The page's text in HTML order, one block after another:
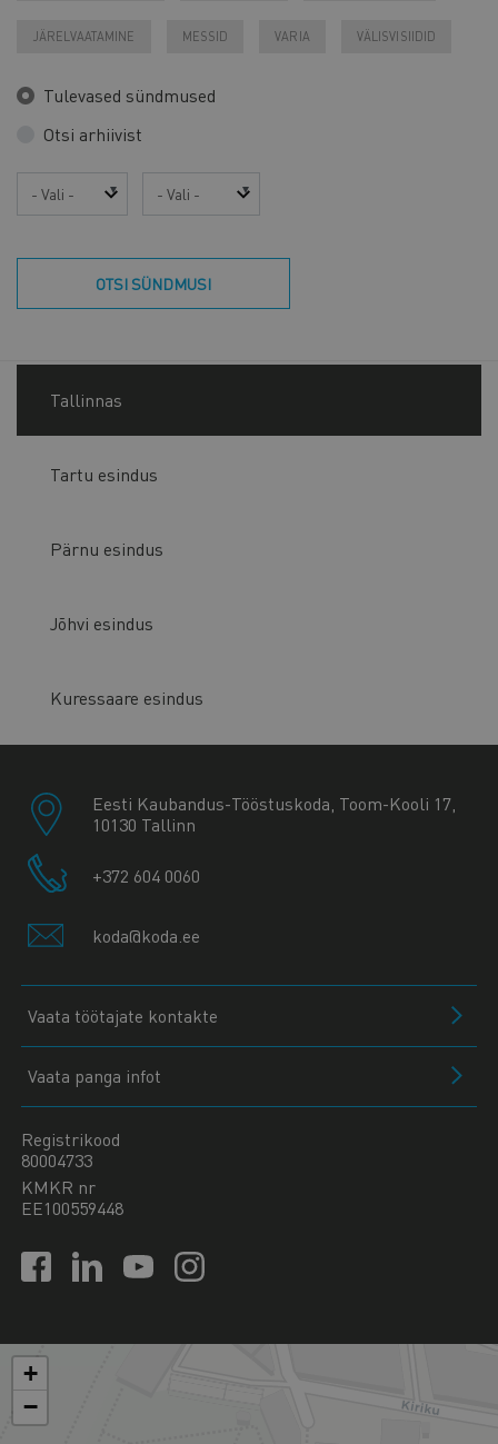
JÄRELVAATAMINE MESSID VARIA VÄLISVISIIDID
Tulevased sündmused
Otsi arhiivist
Aasta Kuu
OTSI SÜNDMUSI
Tallinnas
Tartu esindus
Pärnu esindus
Jõhvi esindus
Kuressaare esindus
Eesti Kaubandus-Tööstuskoda, Toom-Kooli 17,
10130 Tallinn
+372 604 0060
koda@koda.ee
Vaata töötajate kontakte
Vaata panga infot
Registrikood
80004733
KMKR nr
EE100559448
+
−